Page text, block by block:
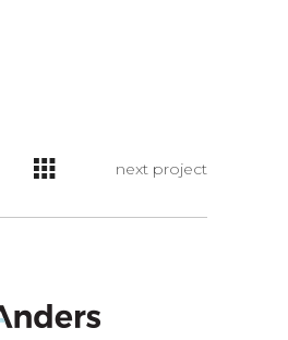
next project